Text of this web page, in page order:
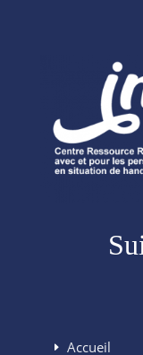
Accueil